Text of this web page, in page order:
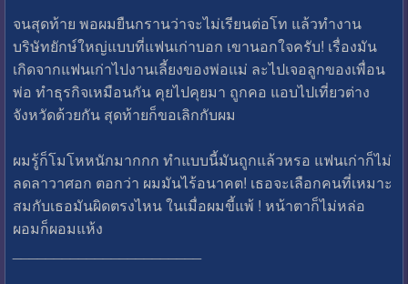
จนสุดท้าย พอผมยืนกรานว่าจะไม่เรียนต่อโท แล้วทำงาน
บริษัทยักษ์ใหญ่แบบที่แฟนเก่าบอก เขานอกใจครับ! เรื่องมัน
เกิดจากแฟนเก่าไปงานเลี้ยงของพ่อแม่ ละไปเจอลูกของเพื่อน
พ่อ ทำธุรกิจเหมือนกัน คุยไปคุยมา ถูกคอ แอบไปเที่ยวต่าง
จังหวัดด้วยกัน สุดท้ายก็ขอเลิกกับผม
ผมรู้ก็โมโหหนักมากกก ทำแบบนี้มันถูกแล้วหรอ แฟนเก่าก็ไม่
ลดลาวาศอก ตอกว่า ผมมันไร้อนาคต! เธอจะเลือกคนที่เหมาะ
สมกับเธอมันผิดตรงไหน ในเมื่อผมขี้แพ้ ! หน้าตาก็ไม่หล่อ
ผอมก็ผอมแห้ง